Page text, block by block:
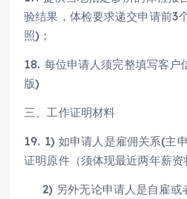
验结果，体检要求递交申请前3
照)；
18. 每位申请人须完整填写客户
版)
三、工作证明材料
19. 1) 如申请人是雇佣关系(主
证明原件（须体现最近两年薪资
2) 另外无论申请人是自雇或